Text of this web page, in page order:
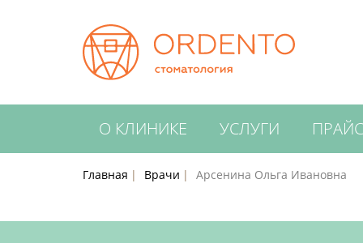
О КЛИНИКЕ УСЛУГИ ПРАЙС
Главная Врачи Арсенина Ольга Ивановна